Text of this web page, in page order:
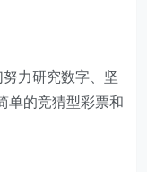
努力研究数字、坚
单的竞猜型彩票和